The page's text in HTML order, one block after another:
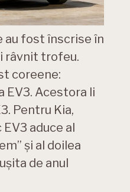
au fost înscrise în
râvnit trofeu.
coreene:
EV3. Acestora li
Pentru Kia,
aduce al
și al doilea
de anul